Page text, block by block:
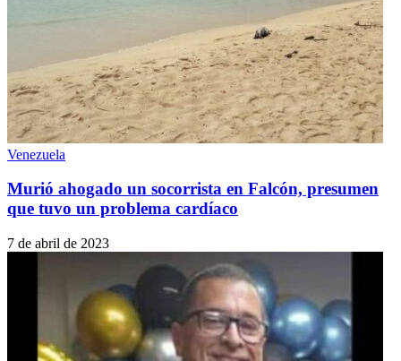
Venezuela
Murió ahogado un socorrista en Falcón, presumen
que tuvo un problema cardíaco
7 de abril de 2023